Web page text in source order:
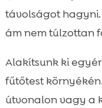
távolságot
ám nem túlzottan
Alakítsunk ki
fűtőtest
útvonalon vagy a